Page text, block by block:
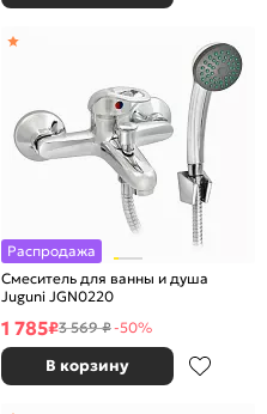
Распродажа
Смеситель для ванны и душа
Juguni JGN0220
1 785₽3 569 ₽-50%
В корзину